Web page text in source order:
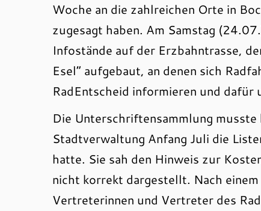
Woche an die zahlreichen Orte in
zugesagt haben. Am Samstag
Infostände auf der Erzbahntrasse,
Esel“ aufgebaut, an denen sich
RadEntscheid informieren und dafür
Die Unterschriftensammlung
Stadtverwaltung Anfang Juli die
hatte. Sie sah den Hinweis zur
nicht korrekt dargestellt. Nach
Vertreterinnen und Vertreter des